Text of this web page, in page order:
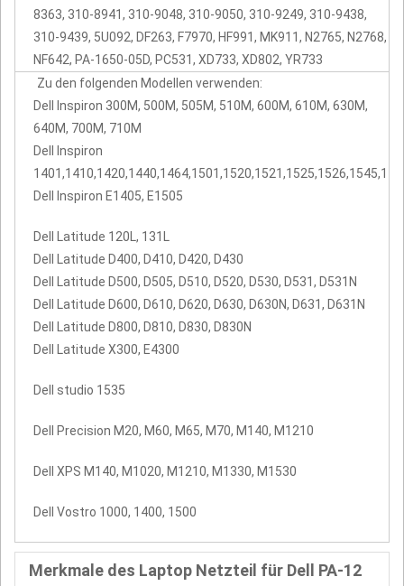
8363, 310-8941, 310-9048, 310-9050, 310-9249, 310-9438,
310-9439, 5U092, DF263, F7970, HF991, MK911, N2765, N2768,
NF642, PA-1650-05D, PC531, XD733, XD802, YR733
Zu den folgenden Modellen verwenden:
Dell Inspiron 300M, 500M, 505M, 510M, 600M, 610M, 630M,
640M, 700M, 710M
Dell Inspiron
Dell Inspiron E1405, E1505
Dell Latitude 120L, 131L
Dell Latitude D400, D410, D420, D430
Dell Latitude D500, D505, D510, D520, D530, D531, D531N
Dell Latitude D600, D610, D620, D630, D630N, D631, D631N
Dell Latitude D800, D810, D830, D830N
Dell Latitude X300, E4300
Dell studio 1535
Dell Precision M20, M60, M65, M70, M140, M1210
Dell XPS M140, M1020, M1210, M1330, M1530
Dell Vostro 1000, 1400, 1500
Merkmale des Laptop Netzteil für Dell PA-12